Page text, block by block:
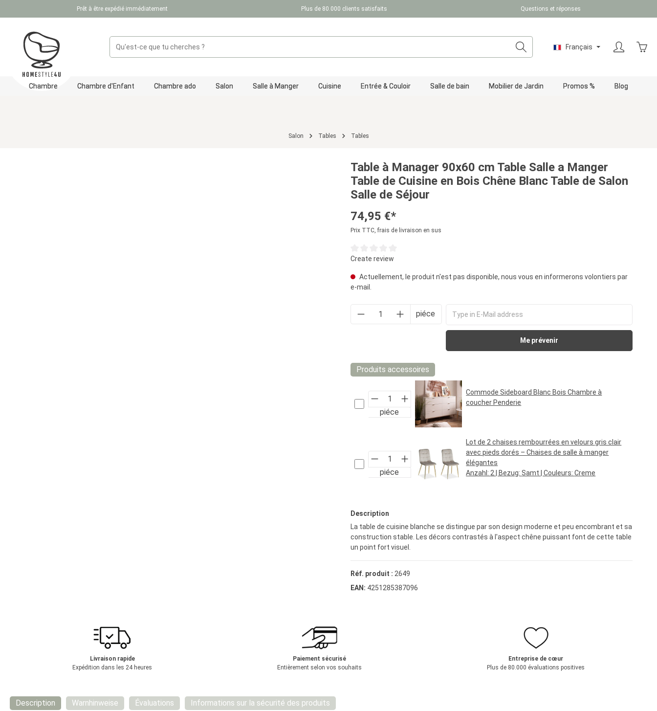
au contenu principal
Passer à la navigation principalePrêt à être expédié immédiatement Plus de 80.000 clients satisfaits Questions et réponses
Français
Chambre Chambre d'Enfant Chambre ado Salon Salle à Manger Cuisine Entrée & Couloir Salle de bain Mobilier de Jardin Promos % Blog
Salon Tables Tables
Table à Manager 90x60 cm Table Salle a Manger
Table de Cuisine en Bois Chêne Blanc Table de Salon
Salle de Séjour
74,95 €*
Prix TTC, frais de livraison en sus
Note moyenne de 0 sur 5 étoiles
Create review
Actuellement, le produit n'est pas disponible, nous vous en informerons volontiers par
e-mail.
piéce
Me prévenir
Produits accessoires
piéce
Commode Sideboard Blanc Bois Chambre à
coucher Penderie
piéce
Lot de 2 chaises rembourrées en velours gris clair
avec pieds dorés – Chaises de salle à manger
élégantes
Anzahl: 2 | Bezug:Samt | Couleurs:Creme
Description
La table de cuisine blanche se distingue par son design moderne et peu encombrant et sa
construction stable. Les décors contrastés à l'aspect chêne puissant font de cette table
un point fort visuel.
Réf. produit : 2649
EAN: 4251285387096
Livraison rapide
Expédition dans les 24 heures
Paiement sécurisé
Entièrement selon vos souhaits
Entreprise de cœur
Plus de 80.000 évaluations positives
Description Warnhinweise Évaluations Informations sur la sécurité des produits